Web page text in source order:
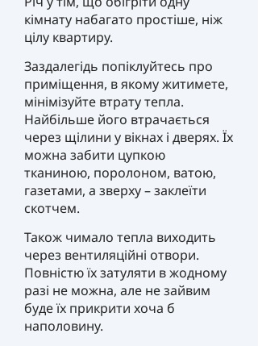
кімнату набагато простіше, ніж
цілу квартиру.
Заздалегідь попіклуйтесь про
приміщення, в якому житимете,
мінімізуйте втрату тепла.
Найбільше його втрачається
через щілини у вікнах і дверях. Їх
можна забити цупкою
тканиною, поролоном, ватою,
газетами, а зверху – заклеїти
скотчем.
Також чимало тепла виходить
через вентиляційні отвори.
Повністю їх затуляти в жодному
разі не можна, але не зайвим
буде їх прикрити хоча б
наполовину.